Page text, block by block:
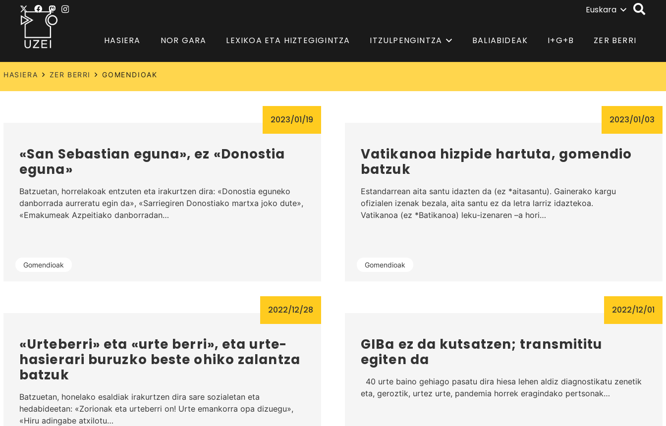
Euskara
HASIERA NOR GARA LEXIKOA ETA HIZTEGIGINTZA ITZULPENGINTZA BALIABIDEAK I+G+B ZER BERRI
HASIERA ZER BERRI GOMENDIOAK
Gomendioak
2023/01/19
«San Sebastian eguna», ez «Donostia
eguna»
Batzuetan, horrelakoak entzuten eta irakurtzen dira: «Donostia eguneko
danborrada aurreratu egin da», «Sarriegiren Donostiako martxa joko dute»,
«Emakumeak Azpeitiako danborradan…
Gomendioak
2023/01/03
Vatikanoa hizpide hartuta, gomendio
batzuk
Estandarrean aita santu idazten da (ez *aitasantu). Gainerako kargu
ofizialen izenak bezala, aita santu ez da letra larriz idaztekoa.
Vatikanoa (ez *Batikanoa) leku-izenaren –a hori…
2022/12/28
«Urteberri» eta «urte berri», eta urte-
hasierari buruzko beste ohiko zalantza
batzuk
Batzuetan, honelako esaldiak irakurtzen dira sare sozialetan eta
hedabideetan: «Zorionak eta urteberri on! Urte emankorra opa dizuegu»,
«Hiru adingabe atxilotu…
2022/12/01
GIBa ez da kutsatzen; transmititu
egiten da
40 urte baino gehiago pasatu dira hiesa lehen aldiz diagnostikatu zenetik
eta, geroztik, urtez urte, pandemia horrek eragindako pertsonak…